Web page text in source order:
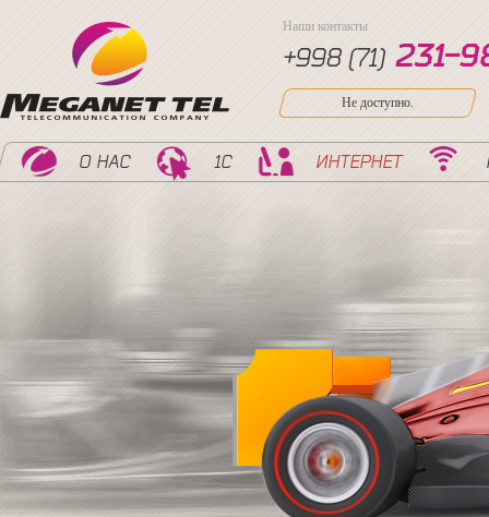
Наши контакты
+998 (71) 231-9
Не доступно.
О НАС 1С ИНТЕРНЕТ